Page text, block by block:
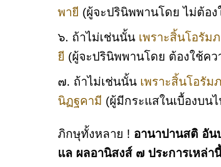
พายี (ผู้จะปรินิพพานโดย ไม่ต้อ
๖. ถ้าไม่เช่นนั้น เพราะสิ้นโอรั
ยี (ผู้จะปรินิพพานโดย ต้องใช้คว
๗. ถ้าไม่เช่นนั้น เพราะสิ้นโอรั
นิฏฐคามี (ผู้มีกระแสในเบื้องบน
ภิกษุทั้งหลาย ! อานาปานสติ อัน
แล ผลอานิสงส์ ๗ ประการเหล่า